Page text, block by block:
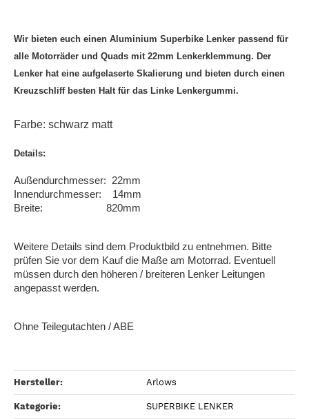
Wir bieten euch einen Aluminium Superbike Lenker passend für
alle Motorräder und Quads mit 22mm Lenkerklemmung. Der
Lenker hat eine aufgelaserte Skalierung und bieten durch einen
Kreuzschliff besten Halt für das Linke Lenkergummi.
Farbe: schwarz matt
Details:
Außendurchmesser: 22mm
Innendurchmesser: 14mm
Breite: 820mm
Weitere Details sind dem Produktbild zu entnehmen. Bitte
prüfen Sie vor dem Kauf die Maße am Motorrad. Eventuell
müssen durch den höheren / breiteren Lenker Leitungen
angepasst werden.
Ohne Teilegutachten / ABE
Hersteller: Arlows
Kategorie: SUPERBIKE LENKER